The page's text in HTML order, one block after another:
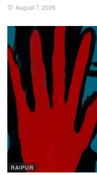
August 7, 2026
RAIPUR